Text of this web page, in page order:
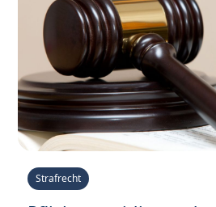
Strafrecht